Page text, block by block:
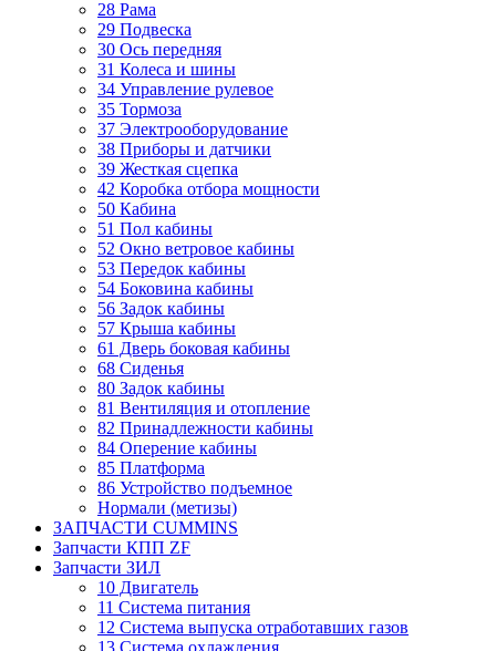
28 Рама
29 Подвеска
30 Ось передняя
31 Колеса и шины
34 Управление рулевое
35 Тормоза
37 Электрооборудование
38 Приборы и датчики
39 Жесткая сцепка
42 Коробка отбора мощности
50 Кабина
51 Пол кабины
52 Окно ветровое кабины
53 Передок кабины
54 Боковина кабины
56 Задок кабины
57 Крыша кабины
61 Дверь боковая кабины
68 Сиденья
80 Задок кабины
81 Вентиляция и отопление
82 Принадлежности кабины
84 Оперение кабины
85 Платформа
86 Устройство подъемное
Нормали (метизы)
ЗАПЧАСТИ CUMMINS
Запчасти КПП ZF
Запчасти ЗИЛ
10 Двигатель
11 Система питания
12 Система выпуска отработавших газов
13 Система охлаждения